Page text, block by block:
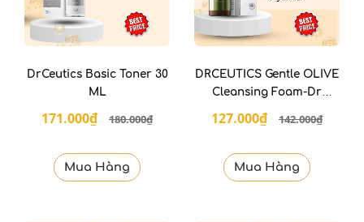
DrCeutics Basic Toner 30
ML
171.000₫ 180.000₫
Mua Hàng
DRCEUTICS Gentle OLIVE
Cleansing Foam-Dr
ceutics 150ml
127.000₫ 142.000₫
Mua Hàng